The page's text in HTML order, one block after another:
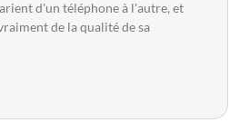
d'un téléphone à l'autre, et
de la qualité de sa